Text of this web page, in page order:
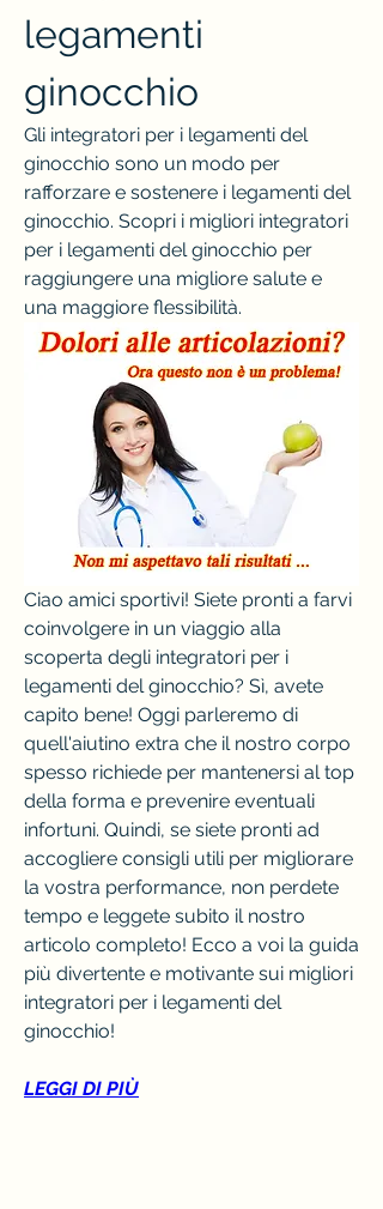
legamenti
ginocchio
Gli integratori per i legamenti del
ginocchio sono un modo per
rafforzare e sostenere i legamenti del
ginocchio. Scopri i migliori integratori
per i legamenti del ginocchio per
raggiungere una migliore salute e
una maggiore flessibilità.
Ciao amici sportivi! Siete pronti a farvi
coinvolgere in un viaggio alla
scoperta degli integratori per i
legamenti del ginocchio? Sì, avete
capito bene! Oggi parleremo di
quell'aiutino extra che il nostro corpo
spesso richiede per mantenersi al top
della forma e prevenire eventuali
infortuni. Quindi, se siete pronti ad
accogliere consigli utili per migliorare
la vostra performance, non perdete
tempo e leggete subito il nostro
articolo completo! Ecco a voi la guida
più divertente e motivante sui migliori
integratori per i legamenti del
ginocchio!
LEGGI DI PIÙ